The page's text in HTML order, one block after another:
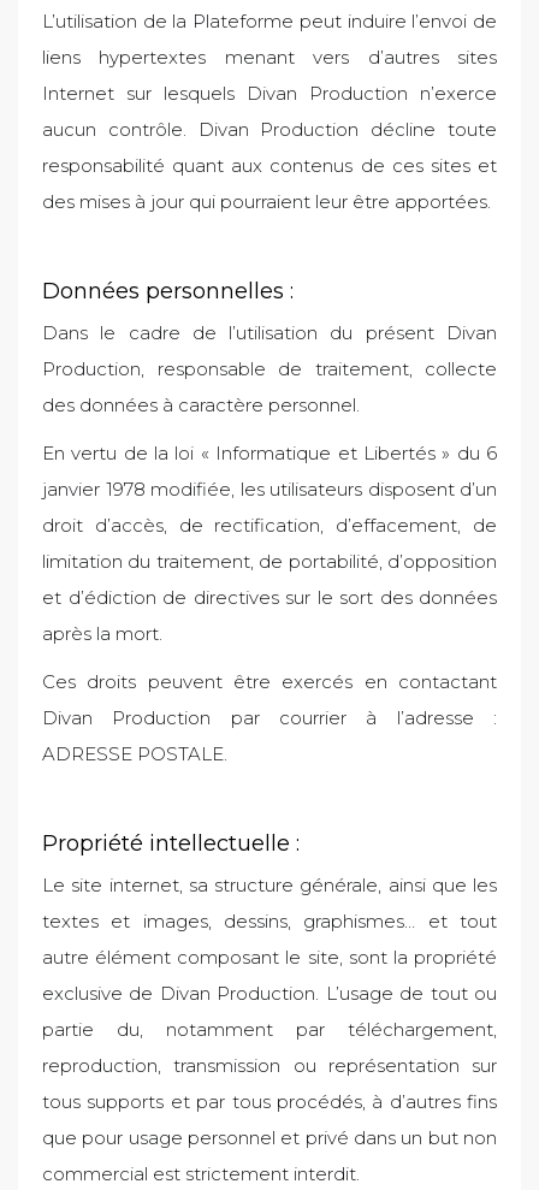
L’utilisation de la Plateforme peut induire l’envoi de
liens hypertextes menant vers d’autres sites
Internet sur lesquels Divan Production n’exerce
aucun contrôle. Divan Production décline toute
responsabilité quant aux contenus de ces sites et
des mises à jour qui pourraient leur être apportées.
Données personnelles :
Dans le cadre de l’utilisation du présent Divan
Production, responsable de traitement, collecte
des données à caractère personnel.
En vertu de la loi « Informatique et Libertés » du 6
janvier 1978 modifiée, les utilisateurs disposent d’un
droit d’accès, de rectification, d’effacement, de
limitation du traitement, de portabilité, d’opposition
et d’édiction de directives sur le sort des données
après la mort.
Ces droits peuvent être exercés en contactant
Divan Production par courrier à l’adresse :
ADRESSE POSTALE.
Propriété intellectuelle :
Le site internet, sa structure générale, ainsi que les
textes et images, dessins, graphismes… et tout
autre élément composant le site, sont la propriété
exclusive de Divan Production. L’usage de tout ou
partie du, notamment par téléchargement,
reproduction, transmission ou représentation sur
tous supports et par tous procédés, à d’autres fins
que pour usage personnel et privé dans un but non
commercial est strictement interdit.